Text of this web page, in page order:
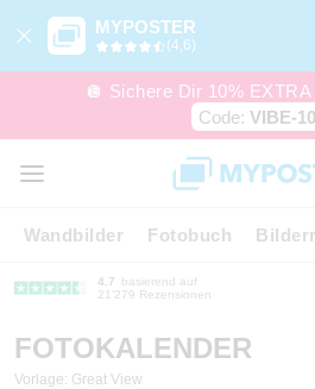
MYPOSTER
(4,6)
🪩 Sichere Dir 10%
Code: VIBE-10
Wandbilder Fotobuch
4.7
basierend auf
21’279 Rezensionen
FOTOKALENDER
Vorlage: Great View